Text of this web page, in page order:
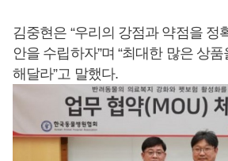
김중현은 “우리의 강점과 약점을 정
안을 수립하자”며 “최대한 많은 상
해달라”고 말했다.